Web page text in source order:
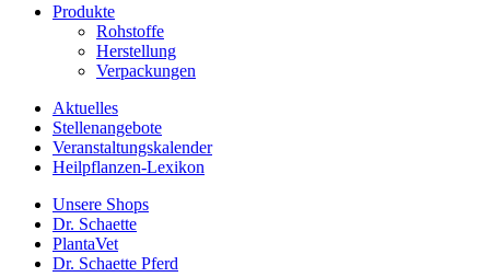
Produkte
Rohstoffe
Herstellung
Verpackungen
Aktuelles
Stellenangebote
Veranstaltungskalender
Heilpflanzen-Lexikon
Unsere Shops
Dr. Schaette
PlantaVet
Dr. Schaette Pferd